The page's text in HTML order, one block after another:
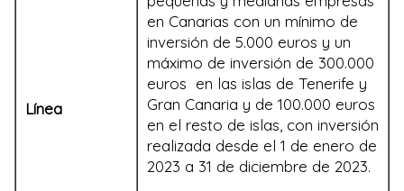
Línea
en Canarias con un mínimo de
inversión de 5.000 euros y un
máximo de inversión de 300.000
euros en las islas de Tenerife y
Gran Canaria y de 100.000 euros
en el resto de islas, con inversión
realizada desde el 1 de enero de
2023 a 31 de diciembre de 2023.